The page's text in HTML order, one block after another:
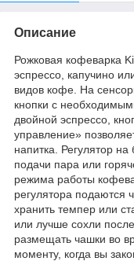
Описание
Рожковая кофеварка
эспрессо, капучино
видов кофе. На
кнопки с
двойной эспрессо,
управление»
напитка. Регулятор
подачи пара или
режима работы
регулятора
хранить темпер или
или лучше сохли
размещать чашки во
моменту, когда вы